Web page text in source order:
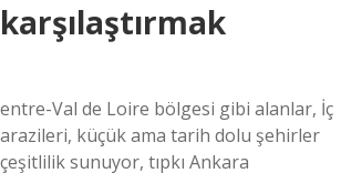
Val de Loire bölgesi gibi alanlar, İç
arazileri, küçük ama tarih dolu şehirler
sunuyor, tıpkı Ankara